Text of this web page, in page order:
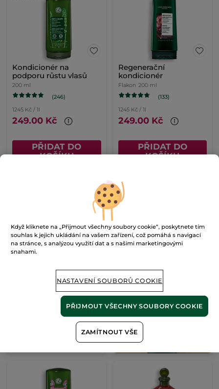
Kondicionér na
podporu růstu vlasů
200 ml
(246)
1245 Kč / 1l
249.00 Kč
PŘIDAT DO
KOŠÍKU
Regenerační
kondicionér
Flakon 200 ml
(133)
1245 Kč / 1l
249.00 Kč
PŘIDAT DO
KOŠÍKU
Malinový ocet pro
(716)
PŘIDAT DO
Když kliknete na „Přijmout všechny soubory cookie“, poskytnete tím
souhlas k jejich ukládání na vašem zařízení, což pomáhá s navigací
na stránce, s analýzou využití dat a s našimi marketingovými
snahami.
NASTAVENÍ SOUBORŮ COOKIE
ZAMÍTNOUT VŠE
PŘIJMOUT VŠECHNY SOUBORY COOKIE